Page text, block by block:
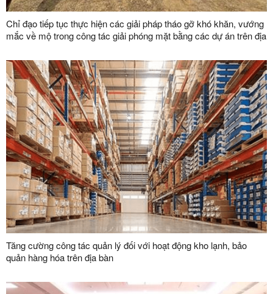
Chỉ đạo tiếp tục thực hiện các giải pháp tháo gỡ khó khăn, vướng
mắc về mộ trong công tác giải phóng mặt bằng các dự án trên địa
Tăng cường công tác quản lý đối với hoạt động kho lạnh, bảo
quản hàng hóa trên địa bàn